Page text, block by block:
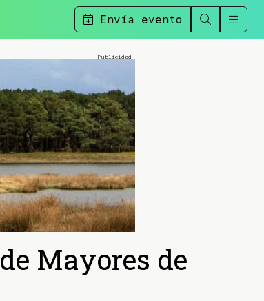
Envía evento
Mayores de